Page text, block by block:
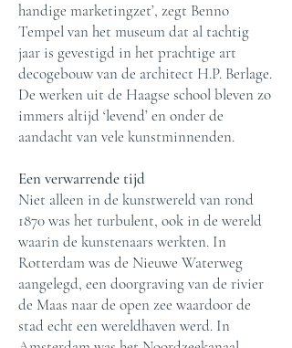
handige marketingzet’, zegt Benno
Tempel van het museum dat al tachtig
jaar is gevestigd in het prachtige art
decogebouw van de architect H.P. Berlage.
De werken uit de Haagse school bleven zo
immers altijd ‘levend’ en onder de
aandacht van vele kunstminnenden.
Een verwarrende tijd
Niet alleen in de kunstwereld van rond
1870 was het turbulent, ook in de wereld
waarin de kunstenaars werkten. In
Rotterdam was de Nieuwe Waterweg
aangelegd, een doorgraving van de rivier
de Maas naar de open zee waardoor de
stad echt een wereldhaven werd. In